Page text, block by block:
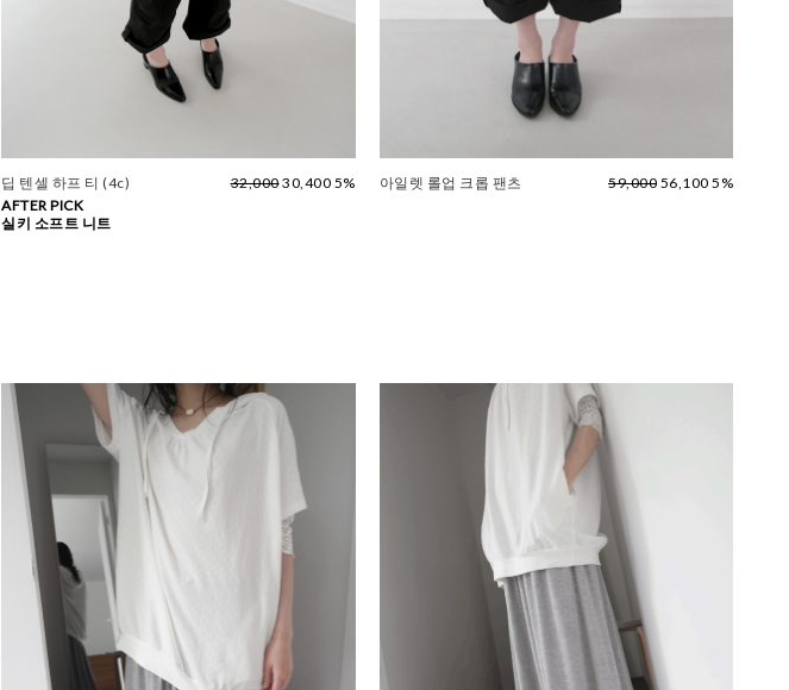
딥 텐셀 하프 티 (4c) 32,00030,400 5%
AFTER PICK
실키 소프트 니트
아일렛 롤업 크롭 팬츠 59,000 56,100 5%